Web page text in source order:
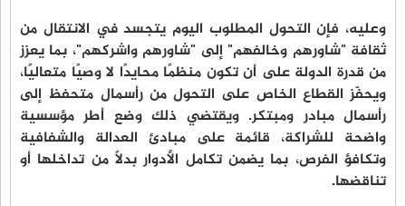
وعليه، فإن التحول المطلوب اليوم يتجسد في الانتقال من
ثقافة "شاورهم وخالفهم" إلى "شاورهم واشركهم"، بما يعزز
من قدرة الدولة على أن تكون منظمًا محايدًا لا وصيًا متعاليًا،
ويحفّز القطاع الخاص على التحول من رأسمال متحفظ إلى
رأسمال مبادر ومبتكر. ويقتضي ذلك وضع أطر مؤسسية
واضحة للشراكة، قائمة على مبادئ العدالة والشفافية
وتكافؤ الفرص، بما يضمن تكامل الأدوار بدلًا من تداخلها أو
تناقضها.